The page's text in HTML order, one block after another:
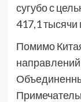
сугубо с
417,1 тысячи
Помимо